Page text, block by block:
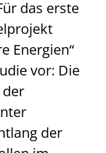
das erste
Energien“
vor: Die
der